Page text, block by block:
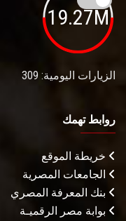
19.27M
الزيارات اليومية: 309
روابط تهمك
خريطة الموقع
الجامعات المصرية
بنك المعرفة المصري
بوابة مصر الرقميـة